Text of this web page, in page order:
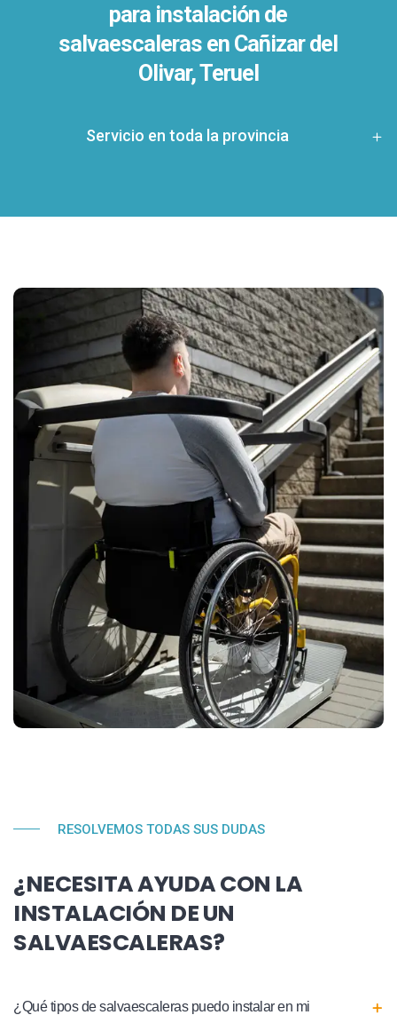
para instalación de
salvaescaleras en Cañizar del
Olivar, Teruel
Servicio en toda la provincia
RESOLVEMOS TODAS SUS DUDAS
¿NECESITA AYUDA CON LA
INSTALACIÓN DE UN
SALVAESCALERAS?
¿Qué tipos de salvaescaleras puedo instalar en mi